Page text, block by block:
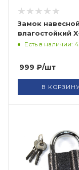
Замок
влагостойкий
Есть в наличии: 4
999 ₽/шт
В КОРЗИНУ